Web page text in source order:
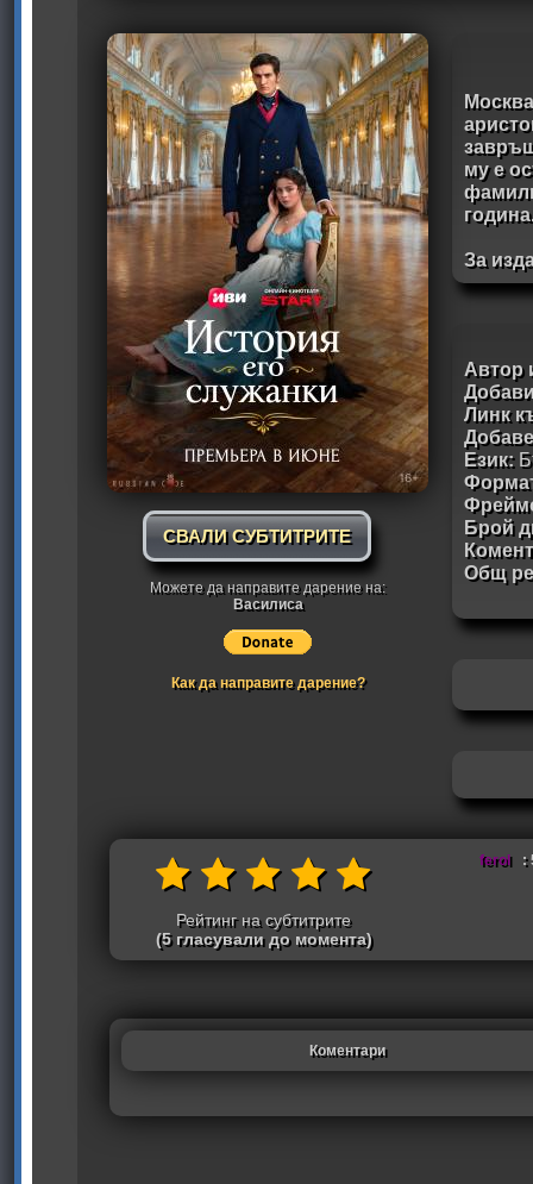
СВАЛИ СУБТИТРИТЕ
Можете да направите дарение на:
Василиса
Как да направите дарение?
му е
За
Автор
Линк
Език:
Брой
Общ
Рейтинг на субтитрите
(5 гласували до момента)
ferol :
Коментари